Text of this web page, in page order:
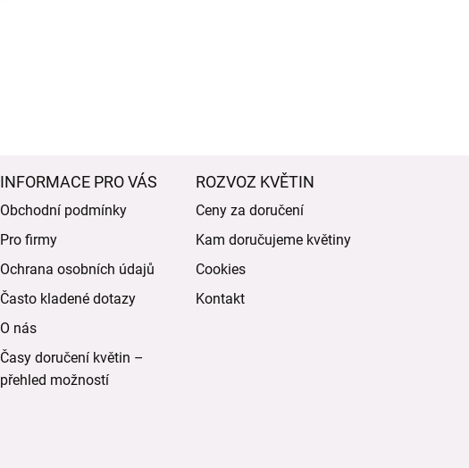
INFORMACE PRO VÁS
Obchodní podmínky
Pro firmy
Ochrana osobních údajů
Často kladené dotazy
O nás
Časy doručení květin –
přehled možností
ROZVOZ KVĚTIN
Ceny za doručení
Kam doručujeme květiny
Cookies
Kontakt